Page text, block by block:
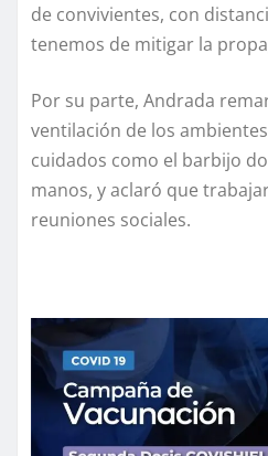
de convivientes, con
tenemos de mitigar la
Por su parte, Andrada
ventilación de los
cuidados como el barbijo
manos, y aclaró que
reuniones sociales.